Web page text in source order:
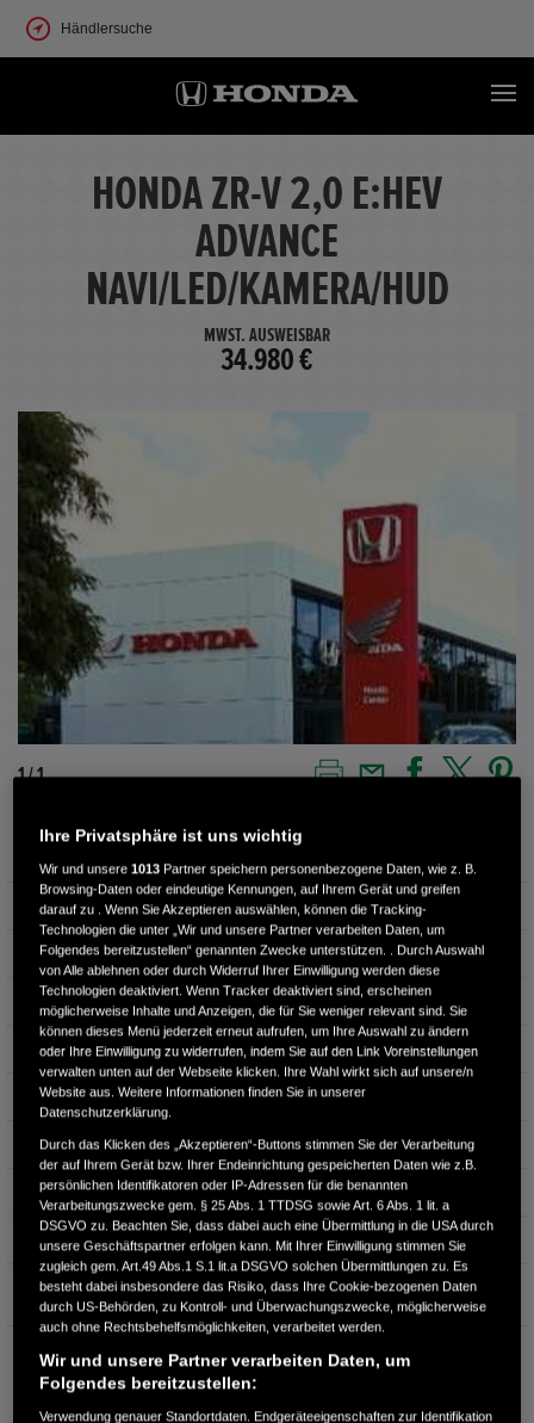
Händlersuche
HONDA ZR-V 2,0 E:HEV
ADVANCE
NAVI/LED/KAMERA/HUD
MWST. AUSWEISBAR
34.980 €
1 / 1
Kilometerstand 10.730 km
Kraftstoffart Benzin
Getriebe Automatik
Türen 4
Leistung 135 kW / 184 PS
Hubraum 1.993 cm³
Erstzulassung 10.2025
Bauart SUV
Garantie
HONDA CENTER GMBH
Richard Lehmann Str. 119
Ihre Privatsphäre ist uns wichtig
Wir und unsere1013 Partner speichern personenbezogene Daten, wie z. B.
Browsing-Daten oder eindeutige Kennungen, auf Ihrem Gerät und greifen
darauf zu . Wenn Sie Akzeptieren auswählen, können die Tracking-
Technologien die unter „Wir und unsere Partner verarbeiten Daten, um
Folgendes bereitzustellen“ genannten Zwecke unterstützen. . Durch Auswahl
von Alle ablehnen oder durch Widerruf Ihrer Einwilligung werden diese
Technologien deaktiviert. Wenn Tracker deaktiviert sind, erscheinen
möglicherweise Inhalte und Anzeigen, die für Sie weniger relevant sind. Sie
können dieses Menü jederzeit erneut aufrufen, um Ihre Auswahl zu ändern
oder Ihre Einwilligung zu widerrufen, indem Sie auf den Link Voreinstellungen
verwalten unten auf der Webseite klicken. Ihre Wahl wirkt sich auf unsere/n
Website aus. Weitere Informationen finden Sie in unserer
Datenschutzerklärung.
Durch das Klicken des „Akzeptieren“-Buttons stimmen Sie der Verarbeitung
der auf Ihrem Gerät bzw. Ihrer Endeinrichtung gespeicherten Daten wie z.B.
persönlichen Identifikatoren oder IP-Adressen für die benannten
Verarbeitungszwecke gem. § 25 Abs. 1 TTDSG sowie Art. 6 Abs. 1 lit. a
DSGVO zu. Beachten Sie, dass dabei auch eine Übermittlung in die USA durch
unsere Geschäftspartner erfolgen kann. Mit Ihrer Einwilligung stimmen Sie
zugleich gem. Art.49 Abs.1 S.1 lit.a DSGVO solchen Übermittlungen zu. Es
besteht dabei insbesondere das Risiko, dass Ihre Cookie-bezogenen Daten
durch US-Behörden, zu Kontroll- und Überwachungszwecke, möglicherweise
auch ohne Rechtsbehelfsmöglichkeiten, verarbeitet werden.
Wir und unsere Partner verarbeiten Daten, um
Folgendes bereitzustellen:
Verwendung genauer Standortdaten. Endgeräteeigenschaften zur Identifikation